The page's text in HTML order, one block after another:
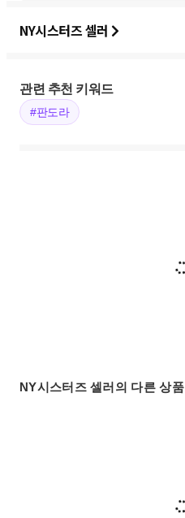
NY시스터즈 셀러
관련 추천 키워드
#판도라
NY시스터즈 셀러의 다른 상품